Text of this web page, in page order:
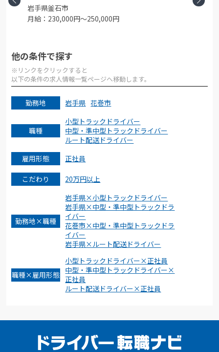
Previous
岩手県釜石市
月給：230,000円〜250,000円
Next
他の条件で探す
※リンクをクリックすると
以下の条件の求人情報一覧ページへ移動します。
勤務地 岩手県 花巻市
職種
小型トラックドライバー
中型・準中型トラックドライバー
ルート配送ドライバー
雇用形態
正社員
こだわり 20万円以上
勤務地×職種
岩手県×小型トラックドライバー
岩手県×中型・準中型トラックドラ
イバー
花巻市×中型・準中型トラックドラ
イバー
岩手県×ルート配送ドライバー
職種×雇用形態
小型トラックドライバー×正社員
中型・準中型トラックドライバー×
正社員
ルート配送ドライバー×正社員